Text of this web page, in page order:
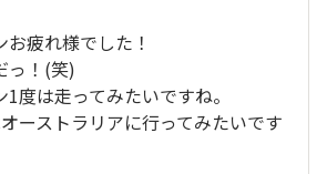
疲れ様でした！
っ！(笑)
度は走ってみたいですね。
ーストラリアに行ってみたいです